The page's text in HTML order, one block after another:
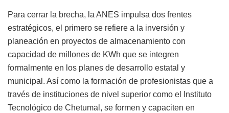
Para cerrar la brecha, la ANES impulsa dos frentes
estratégicos, el primero se refiere a la inversión y
planeación en proyectos de almacenamiento con
capacidad de millones de KWh que se integren
formalmente en los planes de desarrollo estatal y
municipal. Así como la formación de profesionistas que a
través de instituciones de nivel superior como el Instituto
Tecnológico de Chetumal, se formen y capaciten en